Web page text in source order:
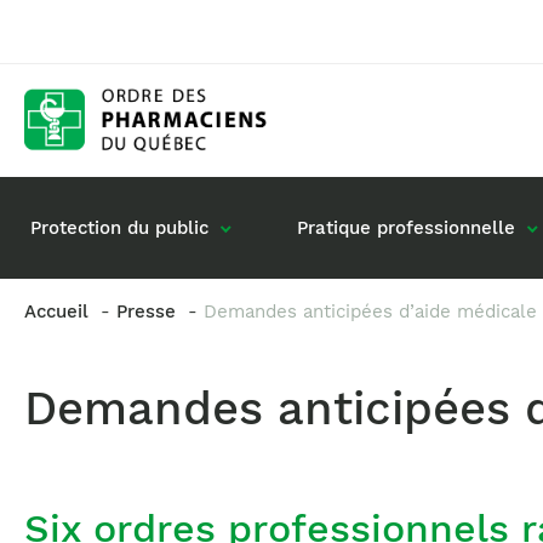
Protection du public
Vos questions :
Pratique professionnelle
Retour à la pratique
Exercice en société
Accueil Presse Demandes anticipées d’aide
Demandes anticipées
Six ordres professionnels